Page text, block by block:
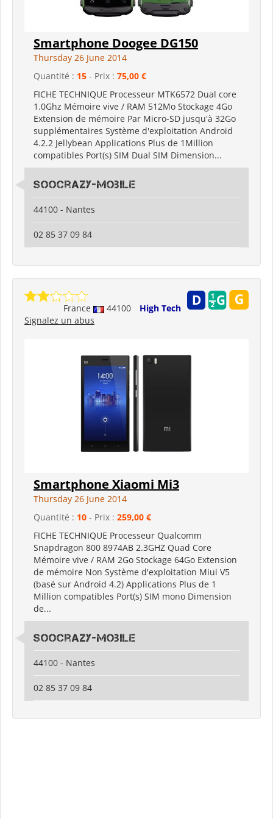
Smartphone Doogee DG150
Thursday 26 June 2014
Quantité : 15 - Prix : 75,00 €
FICHE TECHNIQUE Processeur MTK6572 Dual core
1.0Ghz Mémoire vive / RAM 512Mo Stockage 4Go
Extension de mémoire Par Micro-SD jusqu'à 32Go
supplémentaires Système d'exploitation Android
4.2.2 Jellybean Applications Plus de 1Million
compatibles Port(s) SIM Dual SIM Dimension...
Soocrazy-mobile
44100 - Nantes
02 85 37 09 84
France 44100
High Tech
Signalez un abus
Smartphone Xiaomi Mi3
Thursday 26 June 2014
Quantité : 10 - Prix : 259,00 €
FICHE TECHNIQUE Processeur Qualcomm
Snapdragon 800 8974AB 2.3GHZ Quad Core
Mémoire vive / RAM 2Go Stockage 64Go Extension
de mémoire Non Système d'exploitation Miui V5
(basé sur Android 4.2) Applications Plus de 1
Million compatibles Port(s) SIM mono Dimension
de...
Soocrazy-mobile
44100 - Nantes
02 85 37 09 84